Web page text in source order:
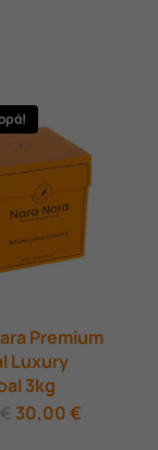
Premium
Luxury
3kg
€ Original
price
30,00€Η